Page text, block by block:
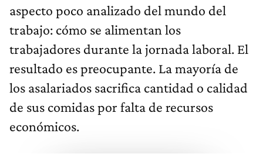
aspecto poco analizado del mundo del
trabajo: cómo se alimentan los
trabajadores durante la jornada laboral. El
resultado es preocupante. La mayoría de
los asalariados sacrifica cantidad o calidad
de sus comidas por falta de recursos
económicos.